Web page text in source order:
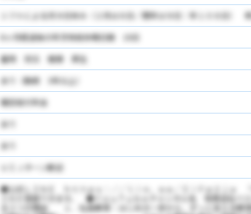
シフトによる月９日休み（２月は８日／閏年は９日：年１０８日）
6ヶ月経過後の年次有給休暇日数 10日
雇用 労災 健康 厚生
あり（勤続 3年以上）
確定給付年金
あり
あり
ＵＩＪターン歓迎
◆公式ＬＩＮＥ ｈｔｔｐｓ：／／ｌｉｎ．ｅｅ／ＩｉＦｐ２ｊａ 「
ＩＮＥ登録できます。 ◆ＹｏｕＴｕｂｅチャンネル名 有限会社ベ
る３つの理由 １．社員教育：はじめの一歩から、ずっと支える